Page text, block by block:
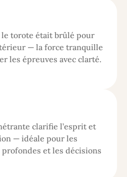
torote était brûlé pour
— la force tranquille
les épreuves avec clarté.
clarifie l’esprit et
— idéale pour les
et les décisions